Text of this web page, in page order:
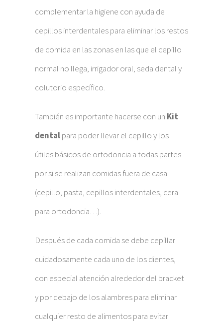
complementar la higiene con ayuda de
cepillos interdentales para eliminar los restos
de comida en las zonas en las que el cepillo
normal no llega, irrigador oral, seda dental y
colutorio específico.
También es importante hacerse con un Kit
dentalpara poder llevar el cepillo y los
útiles básicos de ortodoncia a todas partes
por si se realizan comidas fuera de casa
(cepillo, pasta, cepillos interdentales, cera
para ortodoncia…).
Después de cada comida se debe cepillar
cuidadosamente cada uno de los dientes,
con especial atención alrededor del bracket
y por debajo de los alambres para eliminar
cualquier resto de alimentos para evitar